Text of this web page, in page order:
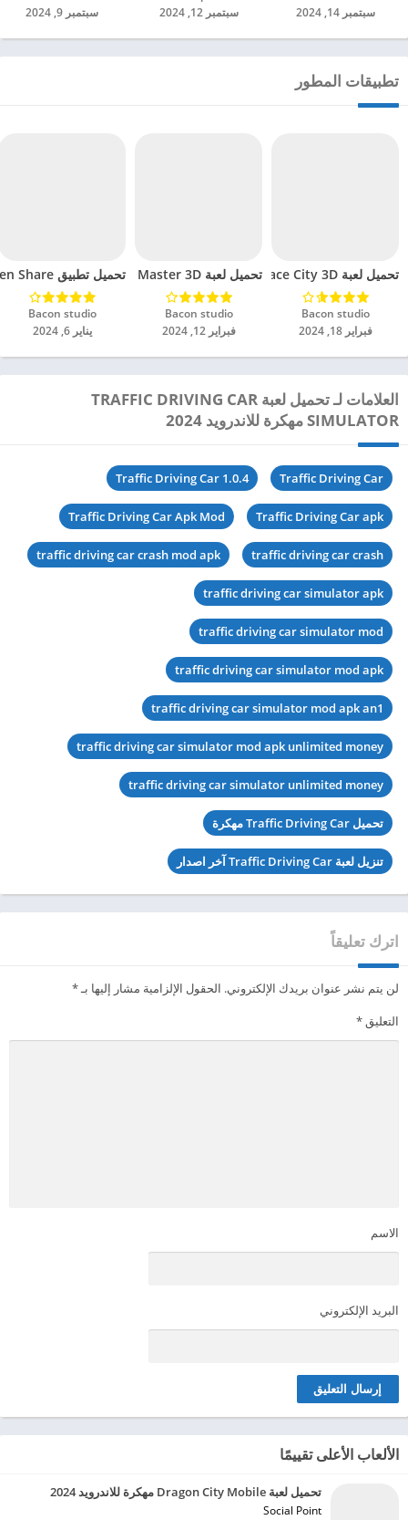
سبتمبر 14, 2024
سبتمبر 12, 2024
سبتمبر 9, 2024
تطبيقات المطور
تحميل لعبة Driving Real Race City 3D مهكرة للاندرويد 2024
Bacon studio‏
فبراير 18, 2024
تحميل لعبة Car Race Master 3D مهكرة للاندرويد 2024
Bacon studio‏
فبراير 12, 2024
تحميل تطبيق Smart TV Cast: Screen Share مهكر للاندرويد 2024
Bacon studio‏
يناير 6, 2024
العلامات لـ تحميل لعبة TRAFFIC DRIVING CAR
SIMULATOR مهكرة للاندرويد 2024
Traffic Driving Car
Traffic Driving Car 1.0.4
Traffic Driving Car apk
Traffic Driving Car Apk Mod
traffic driving car crash
traffic driving car crash mod apk
traffic driving car simulator apk
traffic driving car simulator mod
traffic driving car simulator mod apk
traffic driving car simulator mod apk an1
traffic driving car simulator mod apk unlimited money
traffic driving car simulator unlimited money
تحميل Traffic Driving Car مهكرة
تنزيل لعبة Traffic Driving Car آخر اصدار
اترك تعليقاً
لن يتم نشر عنوان بريدك الإلكتروني. الحقول الإلزامية مشار إليها بـ*
التعليق*
الاسم
البريد الإلكتروني
الألعاب الأعلى تقييمًا
تحميل لعبة Dragon City Mobile مهكرة للاندرويد 2024
Social Point‏